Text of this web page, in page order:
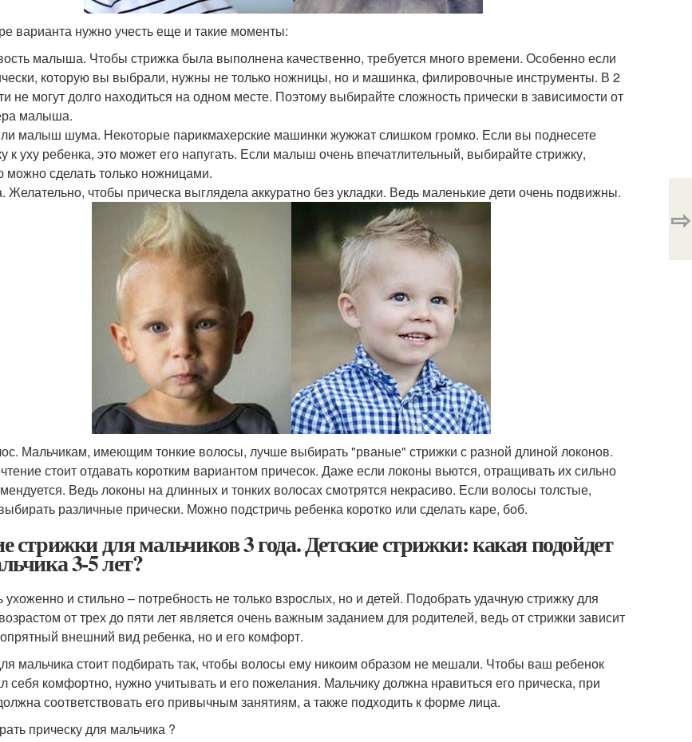
варианта нужно учесть еще и такие моменты:
малыша. Чтобы стрижка была выполнена качественно, требуется много времени. Особенно если
которую вы выбрали, нужны не только ножницы, но и машинка, филировочные инструменты. В 2
не могут долго находиться на одном месте. Поэтому выбирайте сложность прически в зависимости от
малыша.
малыш шума. Некоторые парикмахерские машинки жужжат слишком громко. Если вы поднесете
к уху ребенка, это может его напугать. Если малыш очень впечатлительный, выбирайте стрижку,
можно сделать только ножницами.
Желательно, чтобы прическа выглядела аккуратно без укладки. Ведь маленькие дети очень подвижны.
Мальчикам, имеющим тонкие волосы, лучше выбирать "рваные" стрижки с разной длиной локонов.
стоит отдавать коротким вариантом причесок. Даже если локоны вьются, отращивать их сильно
Ведь локоны на длинных и тонких волосах смотрятся некрасиво. Если волосы толстые,
различные прически. Можно подстричь ребенка коротко или сделать каре, боб.
стрижки для мальчиков 3 года. Детские стрижки: какая подойдет
3-5 лет?
ухоженно и стильно – потребность не только взрослых, но и детей. Подобрать удачную стрижку для
от трех до пяти лет является очень важным заданием для родителей, ведь от стрижки зависит
внешний вид ребенка, но и его комфорт.
мальчика стоит подбирать так, чтобы волосы ему никоим образом не мешали. Чтобы ваш ребенок
себя комфортно, нужно учитывать и его пожелания. Мальчику должна нравиться его прическа, при
соответствовать его привычным занятиям, а также подходить к форме лица.
прическу для мальчика ?
⇨